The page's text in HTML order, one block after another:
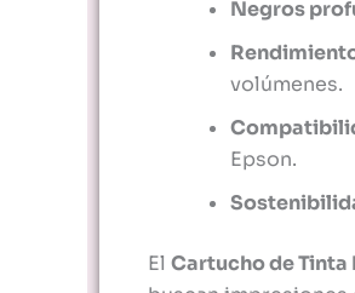
Negros
volúmenes.
Epson.
El Cartucho de Tinta